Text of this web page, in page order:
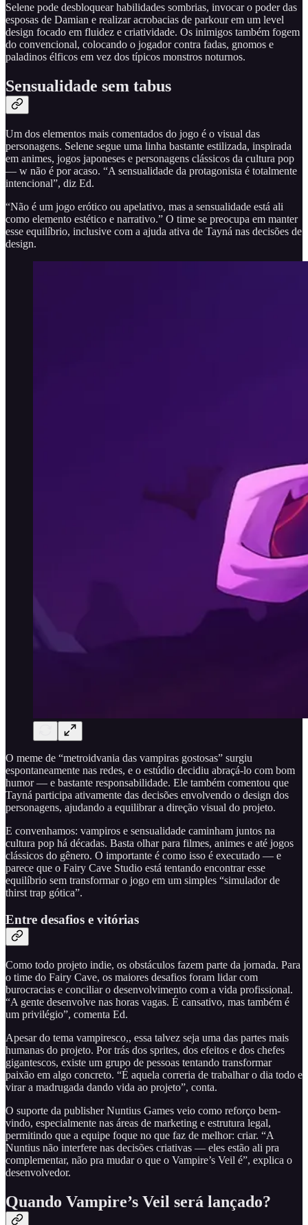
Selene pode desbloquear habilidades sombrias, invocar o poder das
esposas de Damian e realizar acrobacias de parkour em um level
design focado em fluidez e criatividade. Os inimigos também fogem
do convencional, colocando o jogador contra fadas, gnomos e
paladinos élficos em vez dos típicos monstros noturnos.
Sensualidade sem tabus
Um dos elementos mais comentados do jogo é o visual das
personagens. Selene segue uma linha bastante estilizada, inspirada
em animes, jogos japoneses e personagens clássicos da cultura pop
— w não é por acaso. “A sensualidade da protagonista é totalmente
intencional”, diz Ed.
“Não é um jogo erótico ou apelativo, mas a sensualidade está ali
como elemento estético e narrativo.” O time se preocupa em manter
esse equilíbrio, inclusive com a ajuda ativa de Tayná nas decisões de
design.
O meme de “metroidvania das vampiras gostosas” surgiu
espontaneamente nas redes, e o estúdio decidiu abraçá-lo com bom
humor — e bastante responsabilidade. Ele também comentou que
Tayná participa ativamente das decisões envolvendo o design dos
personagens, ajudando a equilibrar a direção visual do projeto.
E convenhamos: vampiros e sensualidade caminham juntos na
cultura pop há décadas. Basta olhar para filmes, animes e até jogos
clássicos do gênero. O importante é como isso é executado — e
parece que o Fairy Cave Studio está tentando encontrar esse
equilíbrio sem transformar o jogo em um simples “simulador de
thirst trap gótica”.
Entre desafios e vitórias
Como todo projeto indie, os obstáculos fazem parte da jornada. Para
o time do Fairy Cave, os maiores desafios foram lidar com
burocracias e conciliar o desenvolvimento com a vida profissional.
“A gente desenvolve nas horas vagas. É cansativo, mas também é
um privilégio”, comenta Ed.
Apesar do tema vampiresco,, essa talvez seja uma das partes mais
humanas do projeto. Por trás dos sprites, dos efeitos e dos chefes
gigantescos, existe um grupo de pessoas tentando transformar
paixão em algo concreto. “É aquela correria de trabalhar o dia todo e
virar a madrugada dando vida ao projeto”, conta.
O suporte da publisher Nuntius Games veio como reforço bem-
vindo, especialmente nas áreas de marketing e estrutura legal,
permitindo que a equipe foque no que faz de melhor: criar. “A
Nuntius não interfere nas decisões criativas — eles estão ali pra
complementar, não pra mudar o que o Vampire’s Veil é”, explica o
desenvolvedor.
Quando Vampire’s Veil será lançado?